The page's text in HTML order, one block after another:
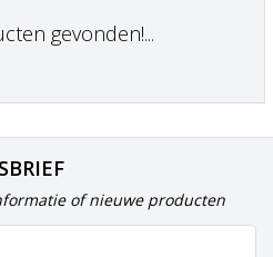
gevonden!...
of nieuwe producten